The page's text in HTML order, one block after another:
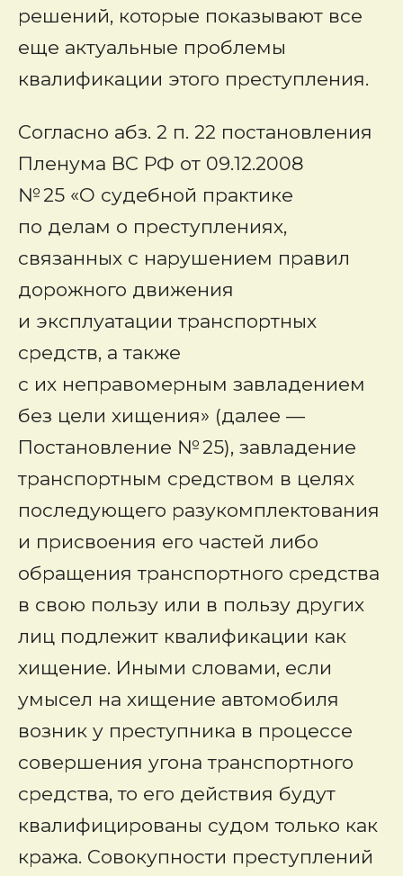
решений, которые показывают все
еще актуальные проблемы
квалификации этого преступления.
Согласно абз. 2 п. 22 постановления
Пленума ВС РФ от 09.12.2008
№ 25 «О судебной практике
по делам о преступлениях,
связанных с нарушением правил
дорожного движения
и эксплуатации транспортных
средств, а также
с их неправомерным завладением
без цели хищения» (далее —
Постановление № 25), завладение
транспортным средством в целях
последующего разукомплектования
и присвоения его частей либо
обращения транспортного средства
в свою пользу или в пользу других
лиц подлежит квалификации как
хищение. Иными словами, если
умысел на хищение автомобиля
возник у преступника в процессе
совершения угона транспортного
средства, то его действия будут
квалифицированы судом только как
кража. Совокупности преступлений